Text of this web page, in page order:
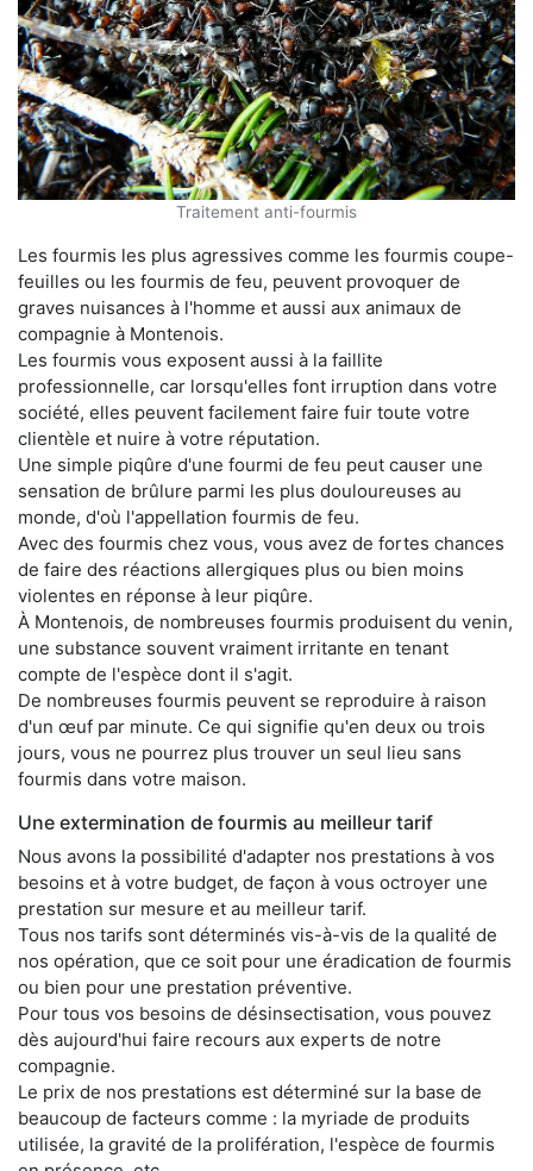
Traitement anti-fourmis
Les fourmis les plus agressives comme les fourmis coupe-
feuilles ou les fourmis de feu, peuvent provoquer de
graves nuisances à l'homme et aussi aux animaux de
compagnie à Montenois.
Les fourmis vous exposent aussi à la faillite
professionnelle, car lorsqu'elles font irruption dans votre
société, elles peuvent facilement faire fuir toute votre
clientèle et nuire à votre réputation.
Une simple piqûre d'une fourmi de feu peut causer une
sensation de brûlure parmi les plus douloureuses au
monde, d'où l'appellation fourmis de feu.
Avec des fourmis chez vous, vous avez de fortes chances
de faire des réactions allergiques plus ou bien moins
violentes en réponse à leur piqûre.
À Montenois, de nombreuses fourmis produisent du venin,
une substance souvent vraiment irritante en tenant
compte de l'espèce dont il s'agit.
De nombreuses fourmis peuvent se reproduire à raison
d'un œuf par minute. Ce qui signifie qu'en deux ou trois
jours, vous ne pourrez plus trouver un seul lieu sans
fourmis dans votre maison.
Une extermination de fourmis au meilleur tarif
Nous avons la possibilité d'adapter nos prestations à vos
besoins et à votre budget, de façon à vous octroyer une
prestation sur mesure et au meilleur tarif.
Tous nos tarifs sont déterminés vis-à-vis de la qualité de
nos opération, que ce soit pour une éradication de fourmis
ou bien pour une prestation préventive.
Pour tous vos besoins de désinsectisation, vous pouvez
dès aujourd'hui faire recours aux experts de notre
compagnie.
Le prix de nos prestations est déterminé sur la base de
beaucoup de facteurs comme : la myriade de produits
utilisée, la gravité de la prolifération, l'espèce de fourmis